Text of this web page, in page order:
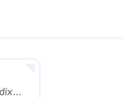
ae教程|c4d教程|ae模板|地底星空|didixk|相册|cinema 4d|中文教程|实拍素材|特效合成|adobe cc|ae预设|插件下载|包装视频|后期制作|影视特效|中国电视|3d模型|音乐素材|样片欣赏|fcpx资源|企业宣传|片头动画|d站|2016|autodesk|mocha|